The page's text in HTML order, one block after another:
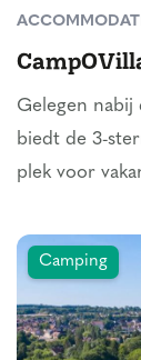
Gelegen nabij
biedt de 3-
plek voor
Camping